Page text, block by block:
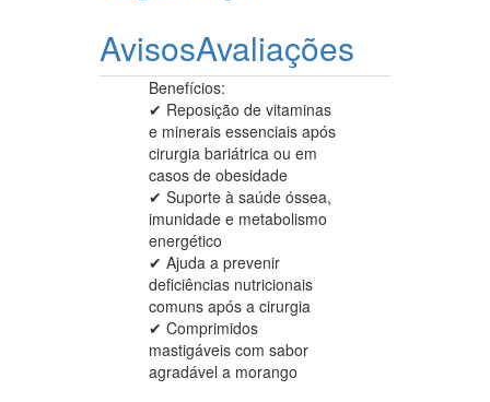
AvisosAvaliações
Benefícios:
✔ Reposição de vitaminas
e minerais essenciais após
cirurgia bariátrica ou em
casos de obesidade
✔ Suporte à saúde óssea,
imunidade e metabolismo
energético
✔ Ajuda a prevenir
deficiências nutricionais
comuns após a cirurgia
✔ Comprimidos
mastigáveis com sabor
agradável a morango